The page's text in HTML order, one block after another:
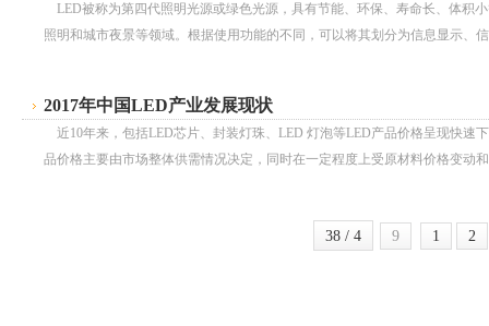
LED被称为第四代照明光源或绿色光源，具有节能、环保、寿命长、体积
照明和城市夜景等领域。根据使用功能的不同，可以将其划分为信息显示、
2017年中国LED产业发展现状
近10年来，包括LED芯片、封装灯珠、LED 灯泡等LED产品价格呈现快速
品价格主要由市场整体供需情况决定，同时在一定程度上受原材料价格变动
38 / 4 9 1 2